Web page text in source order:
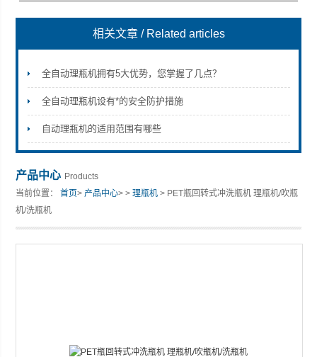
张家港市裕丰饮料机械有限公司
相关文章 / Related articles
全自动理瓶机拥有5大优势，您掌握了几点？
全自动理瓶机设有*的安全防护措施
自动理瓶机的适用范围有哪些
产品中心 Products
当前位置：首页>产品中心> >理瓶机 > PET瓶回转式冲洗瓶机 理瓶机/吹瓶
机/洗瓶机